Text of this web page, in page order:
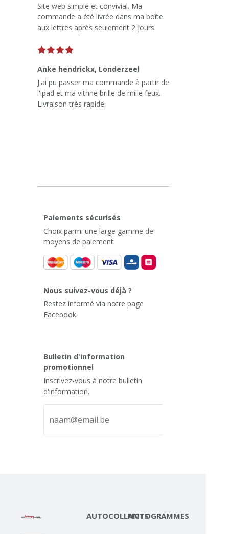
Site web simple et convivial. Ma
commande a été livrée dans ma boîte
aux lettres après seulement 2 jours.
Anke hendrickx, Londerzeel
J'ai pu passer ma commande à partir de
l'ipad et ma vitrine brille de mille feux.
Livraison très rapide.
Paiements sécurisés
Choix parmi une large gamme de
moyens de paiement.
Nous suivez-vous déjà ?
Restez informé via notre page
Facebook.
Bulletin d'information
promotionnel
Inscrivez-vous à notre bulletin
d'information.
AUTOCOLLANTSPICTOGRAMMES